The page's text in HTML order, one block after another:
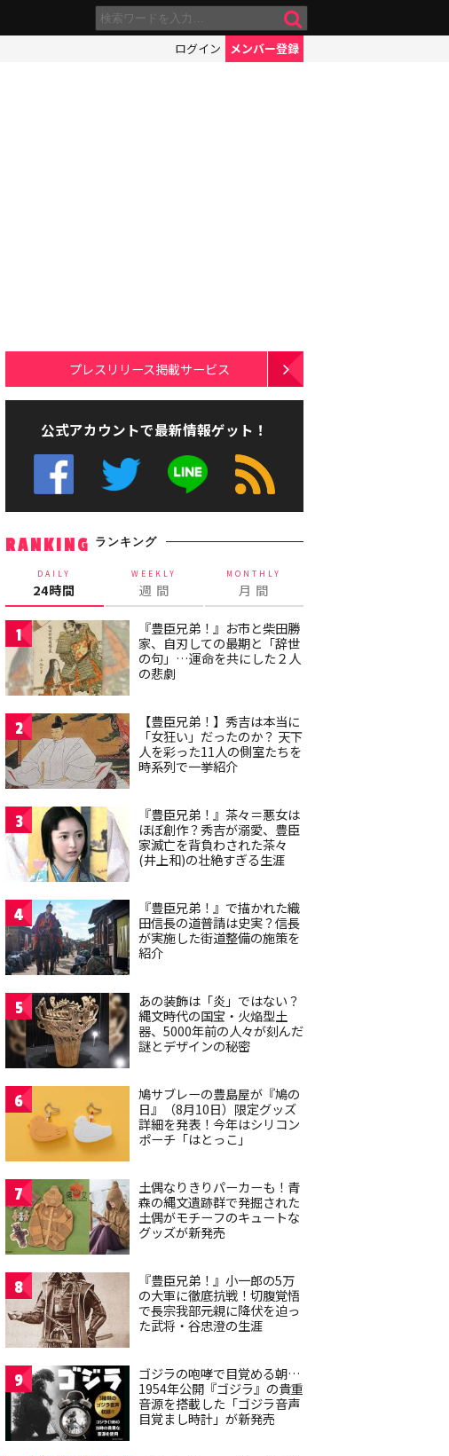
ログイン メンバー登録
プレスリリース掲載サービス
公式アカウントで最新情報ゲット！
RANKING ランキング
DAILY
24時間
WEEKLY
週 間
MONTHLY
月 間
1
『豊臣兄弟！』お市と柴田勝
家、自刃しての最期と「辞世
の句」…運命を共にした２人
の悲劇
2
【豊臣兄弟！】秀吉は本当に
「女狂い」だったのか？ 天下
人を彩った11人の側室たちを
時系列で一挙紹介
3
『豊臣兄弟！』茶々＝悪女は
ほぼ創作？秀吉が溺愛、豊臣
家滅亡を背負わされた茶々
(井上和)の壮絶すぎる生涯
4
『豊臣兄弟！』で描かれた織
田信長の道普請は史実？信長
が実施した街道整備の施策を
紹介
5
あの装飾は「炎」ではない？
縄文時代の国宝・火焔型土
器、5000年前の人々が刻んだ
謎とデザインの秘密
6
鳩サブレーの豊島屋が『鳩の
日』（8月10日）限定グッズ
詳細を発表！今年はシリコン
ポーチ「はとっこ」
7
土偶なりきりパーカーも！青
森の縄文遺跡群で発掘された
土偶がモチーフのキュートな
グッズが新発売
8
『豊臣兄弟！』小一郎の5万
の大軍に徹底抗戦！切腹覚悟
で長宗我部元親に降伏を迫っ
た武将・谷忠澄の生涯
9
ゴジラの咆哮で目覚める朝…
1954年公開『ゴジラ』の貴重
音源を搭載した「ゴジラ音声
目覚まし時計」が新発売